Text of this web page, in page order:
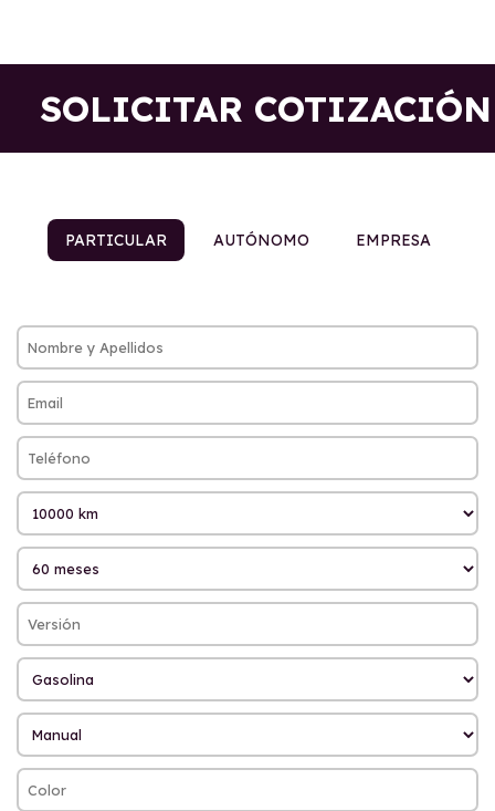
SOLICITAR COTIZACIÓN
PARTICULAR AUTÓNOMO EMPRESA